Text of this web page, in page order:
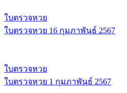
ใบตรวจหวย
ใบตรวจหวย 16 กุมภาพันธ์ 2567
ใบตรวจหวย
ใบตรวจหวย 1 กุมภาพันธ์ 2567